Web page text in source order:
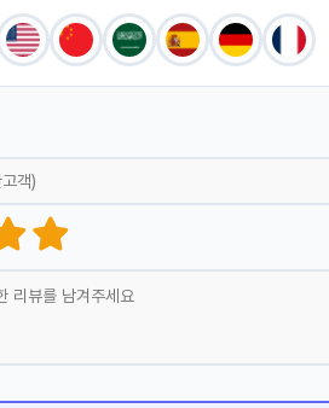
종이
마트,